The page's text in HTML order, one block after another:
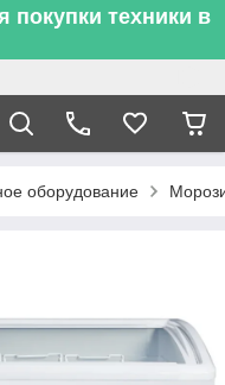
техники в
оборудование